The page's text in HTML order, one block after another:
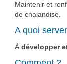
Maintenir et
de chalandise.
A quoi
À développer